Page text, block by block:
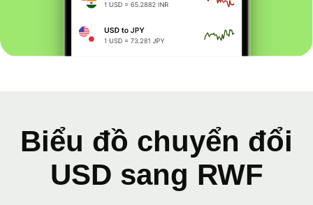
Biểu đồ chuyển đổi
USD sang RWF